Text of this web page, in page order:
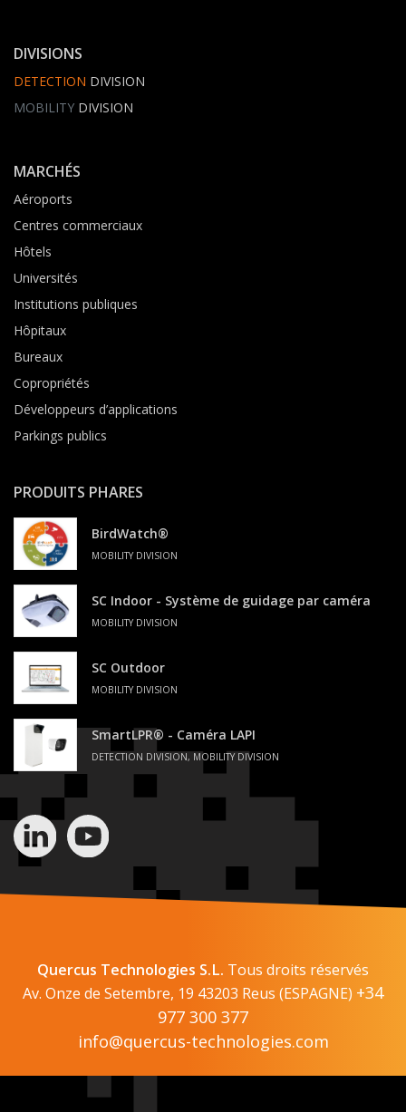
DIVISIONS
DETECTION DIVISION
MOBILITY DIVISION
MARCHÉS
Aéroports
Centres commerciaux
Hôtels
Universités
Institutions publiques
Hôpitaux
Bureaux
Copropriétés
Développeurs d’applications
Parkings publics
PRODUITS PHARES
BirdWatch®
MOBILITY DIVISION
SC Indoor - Système de guidage par caméra
MOBILITY DIVISION
SC Outdoor
MOBILITY DIVISION
SmartLPR® - Caméra LAPI
DETECTION DIVISION, MOBILITY DIVISION
Quercus Technologies S.L. Tous droits réservés
Av. Onze de Setembre, 19 43203 Reus (ESPAGNE) +34
977 300 377
info@quercus-technologies.com